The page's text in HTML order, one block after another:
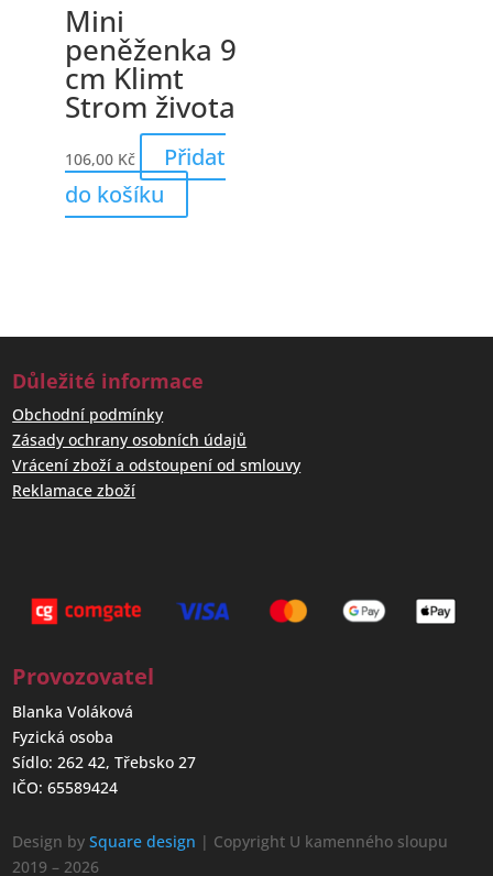
Mini
peněženka 9
cm Klimt
Strom života
106,00 Kč
Přidat
do košíku
Důležité informace
Obchodní podmínky
Zásady ochrany osobních údajů
Vrácení zboží a odstoupení od smlouvy
Reklamace zboží
Provozovatel
Blanka Voláková
Fyzická osoba
Sídlo: 262 42, Třebsko 27
IČO: 65589424
Design bySquare design | Copyright U kamenného sloupu
2019 – 2026